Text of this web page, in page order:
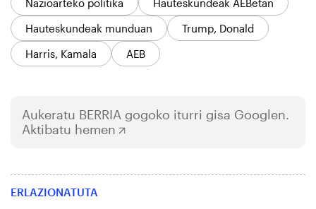
Nazioarteko politika
Hauteskundeak AEBetan
Hauteskundeak munduan
Trump, Donald
Harris, Kamala
AEB
Aukeratu BERRIA gogoko iturri gisa Googlen.
Aktibatu hemen
ERLAZIONATUTA